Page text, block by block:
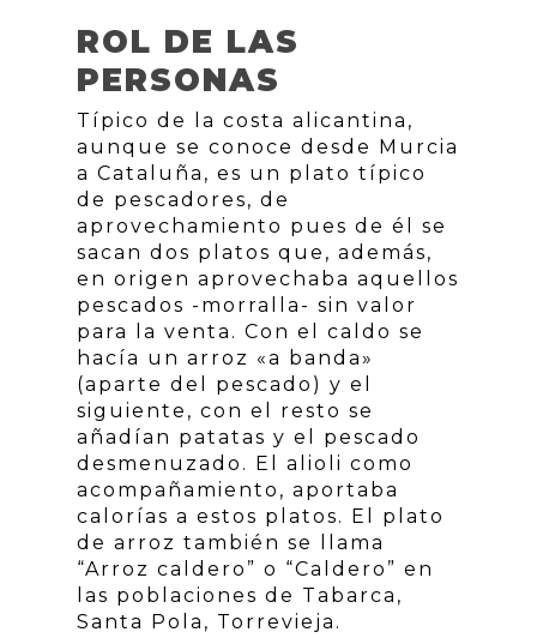
ROL DE LAS
PERSONAS
Típico de la costa alicantina,
aunque se conoce desde Murcia
a Cataluña, es un plato típico
de pescadores, de
aprovechamiento pues de él se
sacan dos platos que, además,
en origen aprovechaba aquellos
pescados -morralla- sin valor
para la venta. Con el caldo se
hacía un arroz «a banda»
(aparte del pescado) y el
siguiente, con el resto se
añadían patatas y el pescado
desmenuzado. El alioli como
acompañamiento, aportaba
calorías a estos platos. El plato
de arroz también se llama
“Arroz caldero” o “Caldero” en
las poblaciones de Tabarca,
Santa Pola, Torrevieja.